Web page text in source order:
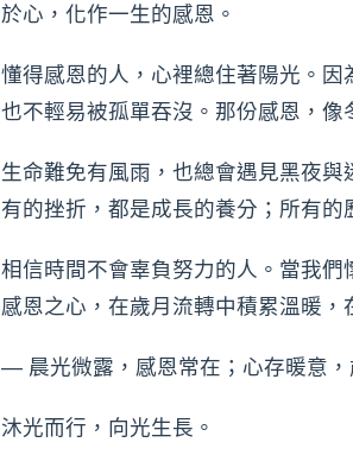
於心，化作一生的感恩。
懂得感恩的人，心裡總住著陽光。
也不輕易被孤單吞沒。那份感恩，像
生命難免有風雨，也總會遇見黑夜
有的挫折，都是成長的養分；所有的
相信時間不會辜負努力的人。當我
感恩之心，在歲月流轉中積累溫暖
— 晨光微露，感恩常在；心存暖意，
沐光而行，向光生長。